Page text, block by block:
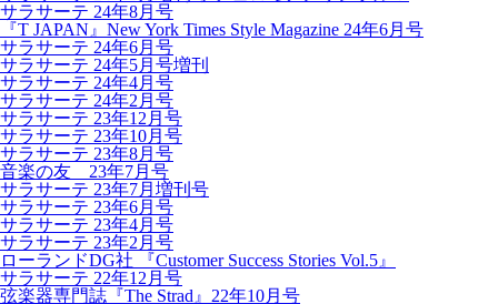
サラサーテ 24年8月号
『T JAPAN』New York Times Style Magazine 24年6月号
サラサーテ 24年6月号
サラサーテ 24年5月号増刊
サラサーテ 24年4月号
サラサーテ 24年2月号
サラサーテ 23年12月号
サラサーテ 23年10月号
サラサーテ 23年8月号
音楽の友 23年7月号
サラサーテ 23年7月増刊号
サラサーテ 23年6月号
サラサーテ 23年4月号
サラサーテ 23年2月号
ローランドDG社 『Customer Success Stories Vol.5』
サラサーテ 22年12月号
弦楽器専門誌『The Strad』22年10月号